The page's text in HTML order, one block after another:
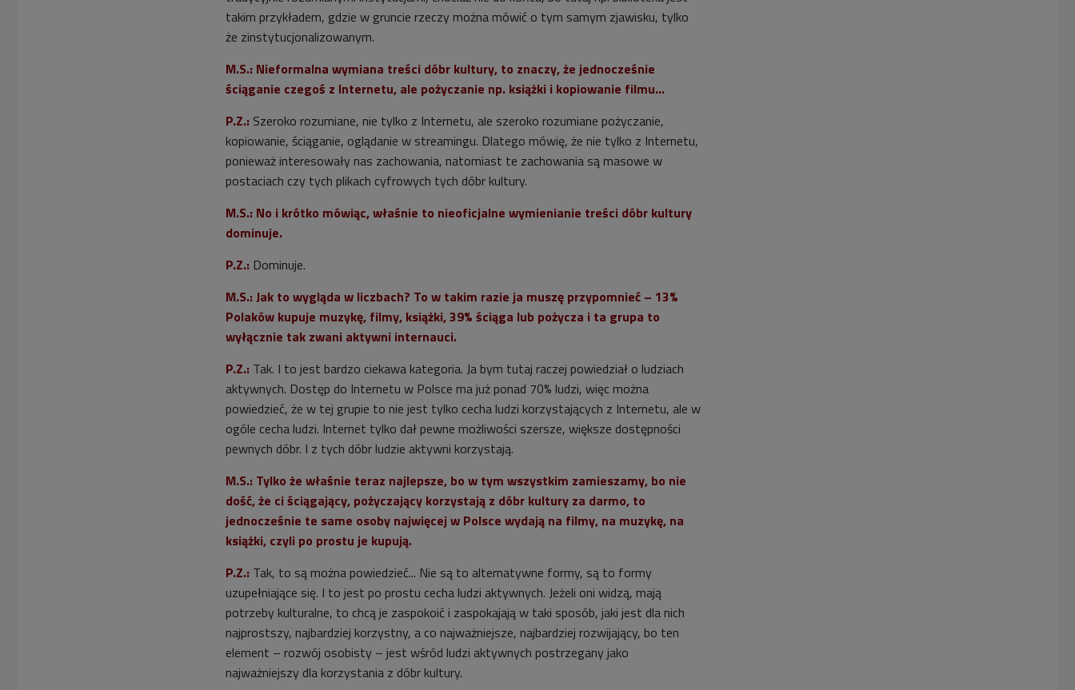
takim przykładem, gdzie w gruncie rzeczy można mówić o tym samym zjawisku, tylko
że zinstytucjonalizowanym.
M.S.: Nieformalna wymiana treści dóbr kultury, to znaczy, że jednocześnie
ściąganie czegoś z Internetu, ale pożyczanie np. książki i kopiowanie filmu...
P.Z.: Szeroko rozumiane, nie tylko z Internetu, ale szeroko rozumiane pożyczanie,
kopiowanie, ściąganie, oglądanie w streamingu. Dlatego mówię, że nie tylko z Internetu,
ponieważ interesowały nas zachowania, natomiast te zachowania są masowe w
postaciach czy tych plikach cyfrowych tych dóbr kultury.
M.S.: No i krótko mówiąc, właśnie to nieoficjalne wymienianie treści dóbr kultury
dominuje.
P.Z.: Dominuje.
M.S.: Jak to wygląda w liczbach? To w takim razie ja muszę przypomnieć – 13%
Polaków kupuje muzykę, filmy, książki, 39% ściąga lub pożycza i ta grupa to
wyłącznie tak zwani aktywni internauci.
P.Z.: Tak. I to jest bardzo ciekawa kategoria. Ja bym tutaj raczej powiedział o ludziach
aktywnych. Dostęp do Internetu w Polsce ma już ponad 70% ludzi, więc można
powiedzieć, że w tej grupie to nie jest tylko cecha ludzi korzystających z Internetu, ale w
ogóle cecha ludzi. Internet tylko dał pewne możliwości szersze, większe dostępności
pewnych dóbr. I z tych dóbr ludzie aktywni korzystają.
M.S.: Tylko że właśnie teraz najlepsze, bo w tym wszystkim zamieszamy, bo nie
dość, że ci ściągający, pożyczający korzystają z dóbr kultury za darmo, to
jednocześnie te same osoby najwięcej w Polsce wydają na filmy, na muzykę, na
książki, czyli po prostu je kupują.
P.Z.: Tak, to są można powiedzieć... Nie są to alternatywne formy, są to formy
uzupełniające się. I to jest po prostu cecha ludzi aktywnych. Jeżeli oni widzą, mają
potrzeby kulturalne, to chcą je zaspokoić i zaspokajają w taki sposób, jaki jest dla nich
najprostszy, najbardziej korzystny, a co najważniejsze, najbardziej rozwijający, bo ten
element – rozwój osobisty – jest wśród ludzi aktywnych postrzegany jako
najważniejszy dla korzystania z dóbr kultury.